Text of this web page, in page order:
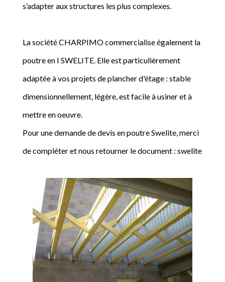
s’adapter aux structures les plus complexes.
La société CHARPIMO commercialise également la
poutre en I SWELITE. Elle est particulièrement
adaptée à vos projets de plancher d'étage : stable
dimensionnellement, légère, est facile à usiner et à
mettre en oeuvre.
Pour une demande de devis en poutre Swelite, merci
de compléter et nous retourner le document : swelite